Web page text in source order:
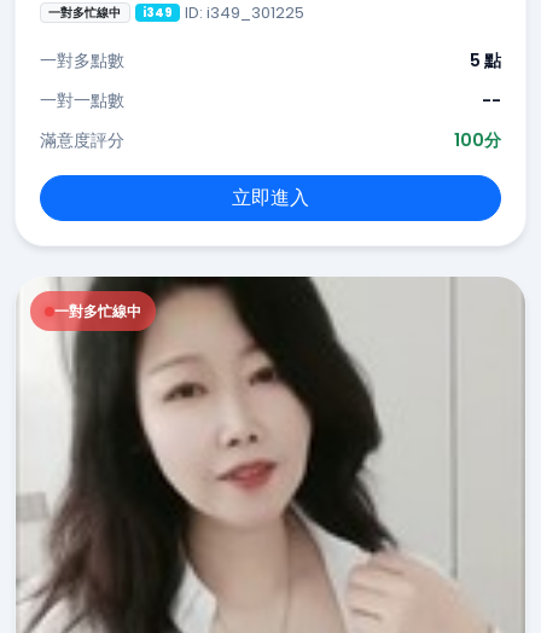
一對多忙線中 i349 ID: i349_301225
一對多點數
5 點
一對一點數
--
滿意度評分
100分
立即進入
一對多忙線中